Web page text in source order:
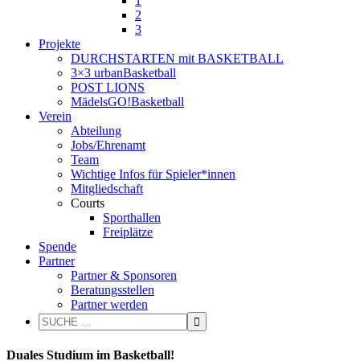
2
3
Projekte
DURCHSTARTEN mit BASKETBALL
3×3 urbanBasketball
POST LIONS
MädelsGO!Basketball
Verein
Abteilung
Jobs/Ehrenamt
Team
Wichtige Infos für Spieler*innen
Mitgliedschaft
Courts
Sporthallen
Freiplätze
Spende
Partner
Partner & Sponsoren
Beratungsstellen
Partner werden
Duales Studium im Basketball!